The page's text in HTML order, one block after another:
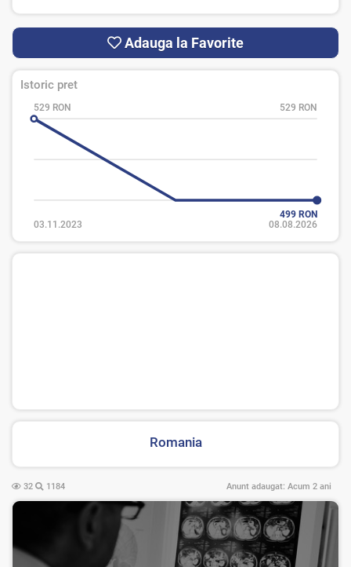
Adauga la Favorite
Istoric pret
529 RON 529 RON
499 RON
03.11.2023
08.08.2026
Romania
32 1184 Anunt adaugat: Acum 2 ani